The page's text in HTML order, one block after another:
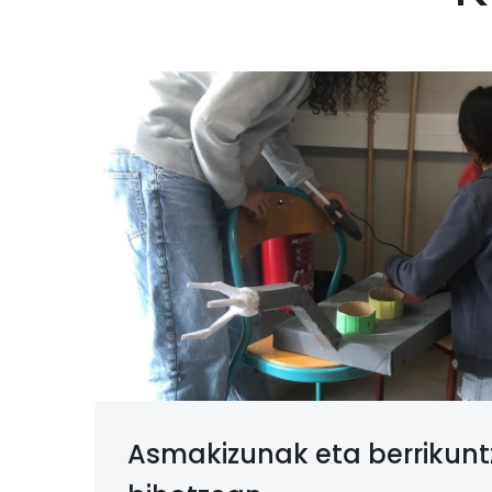
Asmakizunak eta